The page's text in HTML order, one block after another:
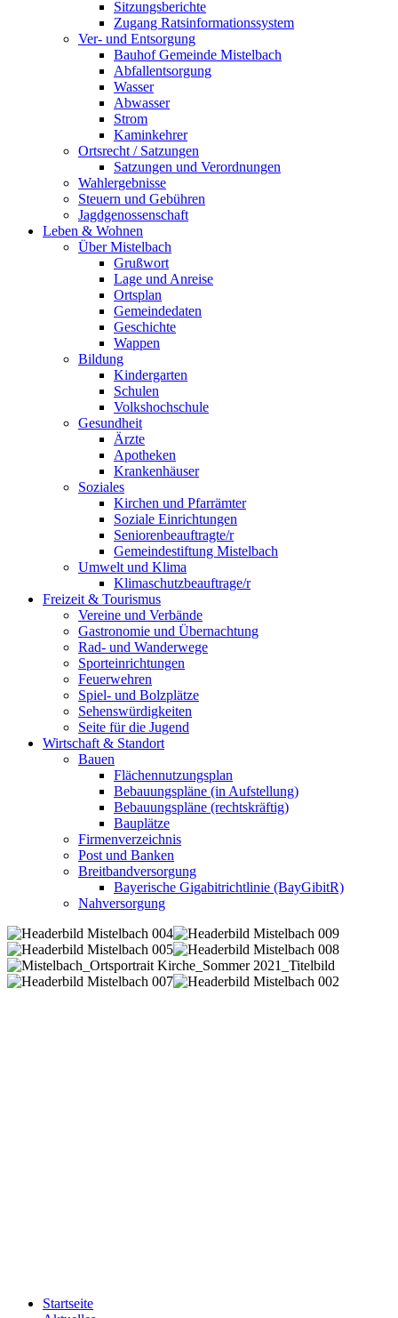
Sitzungsberichte
Zugang Ratsinformationssystem
Ver- und Entsorgung
Bauhof Gemeinde Mistelbach
Abfallentsorgung
Wasser
Abwasser
Strom
Kaminkehrer
Ortsrecht / Satzungen
Satzungen und Verordnungen
Wahlergebnisse
Steuern und Gebühren
Jagdgenossenschaft
Leben & Wohnen
Über Mistelbach
Grußwort
Lage und Anreise
Ortsplan
Gemeindedaten
Geschichte
Wappen
Bildung
Kindergarten
Schulen
Volkshochschule
Gesundheit
Ärzte
Apotheken
Krankenhäuser
Soziales
Kirchen und Pfarrämter
Soziale Einrichtungen
Seniorenbeauftragte/r
Gemeindestiftung Mistelbach
Umwelt und Klima
Klimaschutzbeauftrage/r
Freizeit & Tourismus
Vereine und Verbände
Gastronomie und Übernachtung
Rad- und Wanderwege
Sporteinrichtungen
Feuerwehren
Spiel- und Bolzplätze
Sehenswürdigkeiten
Seite für die Jugend
Wirtschaft & Standort
Bauen
Flächennutzungsplan
Bebauungspläne (in Aufstellung)
Bebauungspläne (rechtskräftig)
Bauplätze
Firmenverzeichnis
Post und Banken
Breitbandversorgung
Bayerische Gigabitrichtlinie (BayGibitR)
Nahversorgung
Startseite